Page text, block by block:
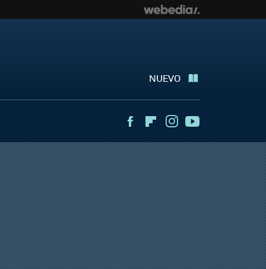
NUEVO
FacebookFlipboardInstagram